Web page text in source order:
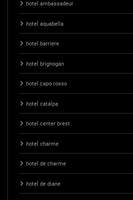
hotel ambassadeur
hotel aquabella
hotel barriere
hotel brignogan
hotel capo rosso
hotel catalpa
hotel center brest
hotel charme
hotel de charme
hotel de diane